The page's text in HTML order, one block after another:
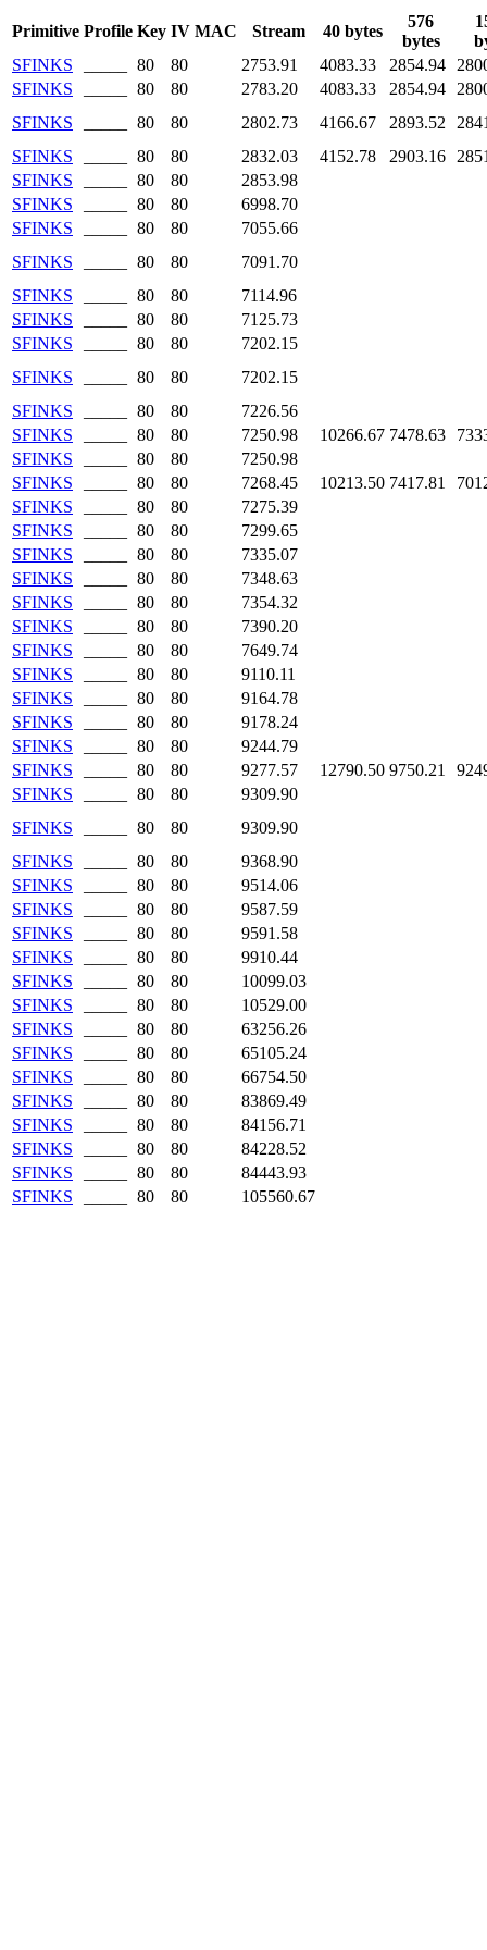
Primitive Profile Key IV MAC Stream 40 bytes
576
bytes
SFINKS
80 80 2753.91 4083.33 2854.94
SFINKS
80 80 2783.20 4083.33 2854.94
SFINKS
80 80 2802.73 4166.67 2893.52
SFINKS
80 80 2832.03 4152.78 2903.16
SFINKS
80 80
2853.98
SFINKS
80 80
6998.70
SFINKS
80 80
7055.66
SFINKS
80 80
7091.70
SFINKS
80 80
7114.96
SFINKS
80 80
7125.73
SFINKS
80 80
7202.15
SFINKS
80 80
7202.15
SFINKS
80 80
7226.56
SFINKS
80 80 7250.98 10266.67 7478.63
SFINKS
80 80
7250.98
SFINKS
80 80 7268.45 10213.50 7417.81
SFINKS
80 80
7275.39
SFINKS
80 80
7299.65
SFINKS
80 80
7335.07
SFINKS
80 80
7348.63
SFINKS
80 80
7354.32
SFINKS
80 80
7390.20
SFINKS
80 80
7649.74
SFINKS
80 80
9110.11
SFINKS
80 80
9164.78
SFINKS
80 80
9178.24
SFINKS
80 80
9244.79
SFINKS
80 80 9277.57 12790.50 9750.21
SFINKS
80 80
9309.90
SFINKS
80 80
9309.90
SFINKS
80 80
9368.90
SFINKS
80 80
9514.06
SFINKS
80 80
9587.59
SFINKS
80 80
9591.58
SFINKS
80 80
9910.44
SFINKS
80 80
10099.03
SFINKS
80 80
10529.00
SFINKS
80 80
63256.26
SFINKS
80 80
65105.24
SFINKS
80 80
66754.50
SFINKS
80 80
83869.49
SFINKS
80 80
84156.71
SFINKS
80 80
84228.52
SFINKS
80 80
84443.93
SFINKS
80 80 105560.67